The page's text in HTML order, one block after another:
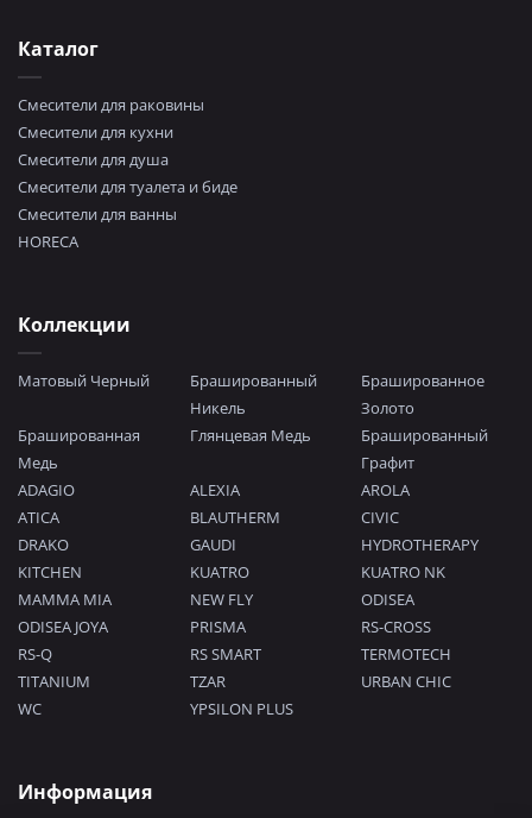
Каталог
Смесители для раковины
Смесители для кухни
Смесители для душа
Смесители для туалета и биде
Смесители для ванны
HORECA
Коллекции
Матовый Черный
Брашированный
Никель
Брашированное
Золото
Брашированная
Медь
Глянцевая Медь
Брашированный
Графит
ADAGIO
ALEXIA
AROLA
ATICA
BLAUTHERM
CIVIC
DRAKO
GAUDI
HYDROTHERAPY
KITCHEN
KUATRO
KUATRO NK
MAMMA MIA
NEW FLY
ODISEA
ODISEA JOYA
PRISMA
RS-CROSS
RS-Q
RS SMART
TERMOTECH
TITANIUM
TZAR
URBAN CHIC
WC
YPSILON PLUS
Информация